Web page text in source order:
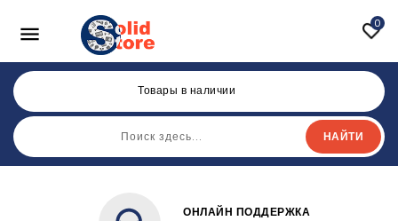
 0
Товары в наличии
НАЙТИ
ОНЛАЙН ПОДДЕРЖКА